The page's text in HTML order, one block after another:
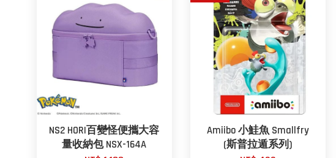
NS2 HORI百變怪便攜大容
量收納包 NSX-164A
Amiibo 小鮭魚 Smallfry
(斯普拉遁系列)